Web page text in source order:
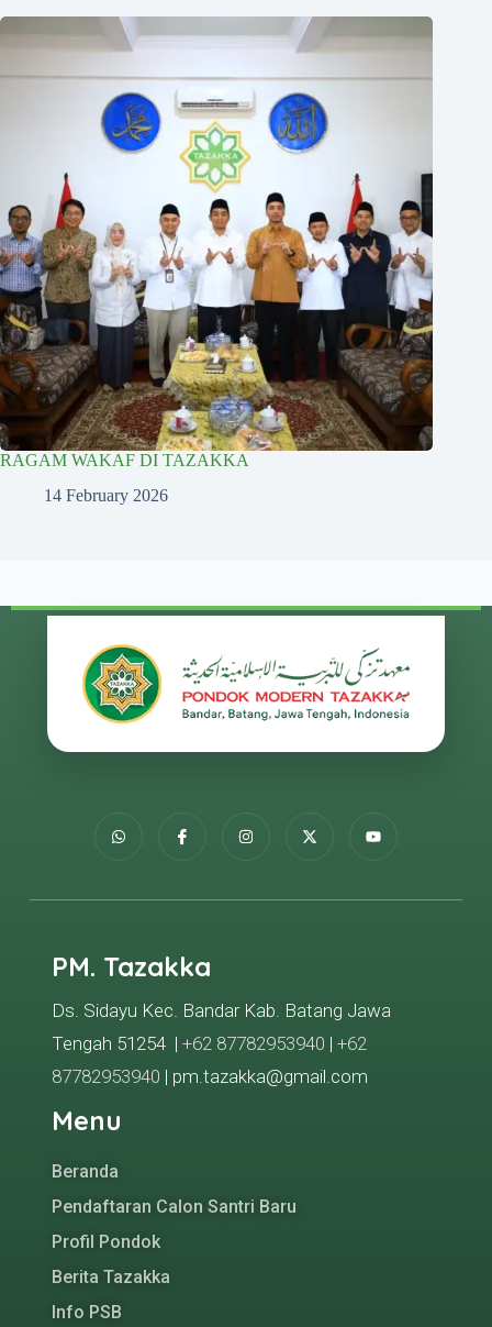
RAGAM WAKAF DI TAZAKKA
14 February 2026
PM. Tazakka
Ds. Sidayu Kec. Bandar Kab. Batang Jawa
Tengah 51254 | +62 87782953940 | +62
87782953940 | pm.tazakka@gmail.com
Menu
Beranda
Pendaftaran Calon Santri Baru
Profil Pondok
Berita Tazakka
Info PSB